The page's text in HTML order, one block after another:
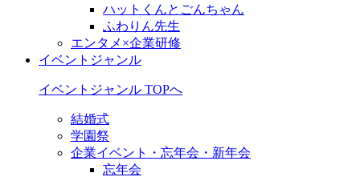
ハットくんとごんちゃん
ふわりん先生
エンタメ×企業研修
イベントジャンル
イベントジャンル TOPへ
結婚式
学園祭
企業イベント・忘年会・新年会
忘年会